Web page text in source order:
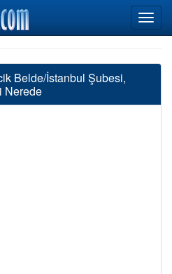
Belde/İstanbul Şubesi,
Nerede